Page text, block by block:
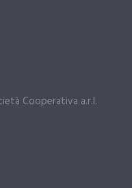
Cooperativa a.r.l.